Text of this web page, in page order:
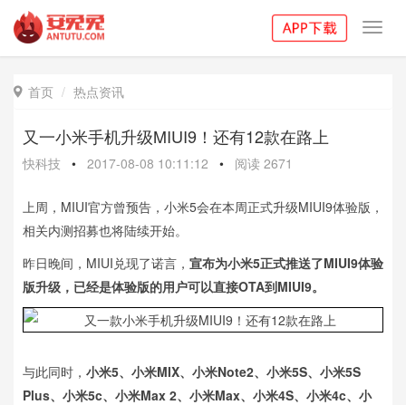
 首页 热点资讯
又一小米手机升级MIUI9！还有12款在路上
快科技 • 2017-08-08 10:11:12 • 阅读 2671
上周，MIUI官方曾预告，小米5会在本周正式升级MIUI9体验版，
相关内测招募也将陆续开始。
昨日晚间，MIUI兑现了诺言， 宣布为小米5正式推送了MIUI9体验
版升级，已经是体验版的用户可以直接OTA到MIUI9。
与此同时， 小米5、小米MIX、小米Note2、小米5S、小米5S
Plus、小米5c、小米Max 2、小米Max、小米4S、小米4c、小